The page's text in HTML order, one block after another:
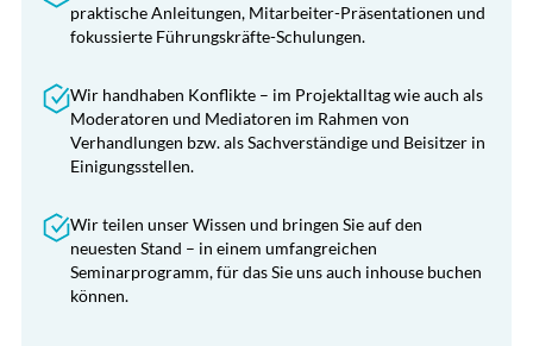
praktische Anleitungen, Mitarbeiter-Präsentationen und
fokussierte Führungskräfte-Schulungen.
Wir handhaben Konflikte – im Projektalltag wie auch als
Moderatoren und Mediatoren im Rahmen von
Verhandlungen bzw. als Sachverständige und Beisitzer in
Einigungsstellen.
Wir teilen unser Wissen und bringen Sie auf den
neuesten Stand – in einem umfangreichen
Seminarprogramm, für das Sie uns auch inhouse buchen
können.